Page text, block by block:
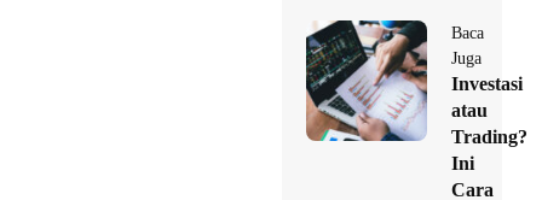
Baca
Juga
Investasi
atau
Trading?
Ini
Cara